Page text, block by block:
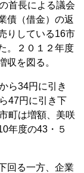
首長による議会
債（借金）の返
りしている16市
。２０１２年度
収を図る。
ら34円に引き
47円に引き下
町は増額、美咲
年度の43・５
回る一方、企業